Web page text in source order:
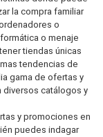
la compra familiar
o
o menaje
tiendas únicas
tendencias de
gama de ofertas y
diversos catálogos y
y promociones en
puedes indagar